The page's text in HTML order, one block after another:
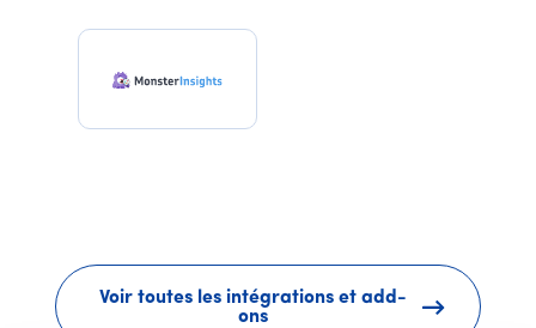
Voir toutes les intégrations et add-
ons